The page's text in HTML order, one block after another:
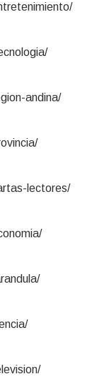
andina/
lectores/